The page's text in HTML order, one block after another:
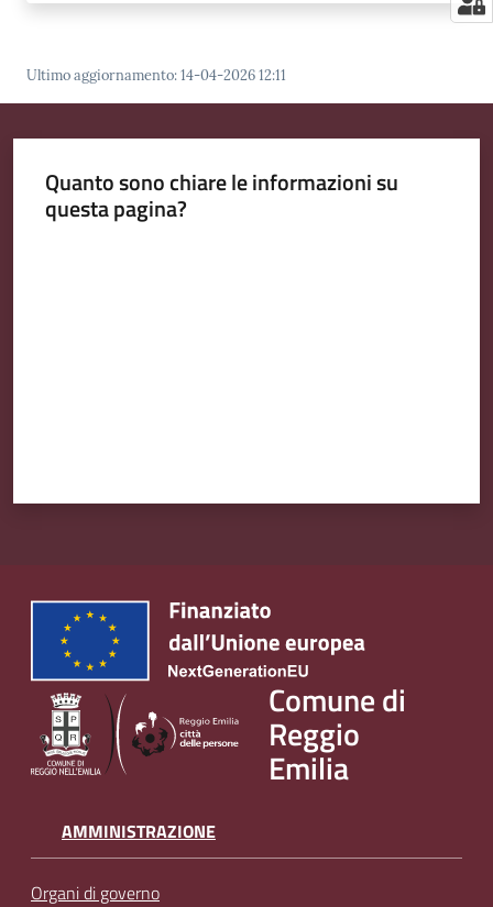
Ultimo aggiornamento:14-04-2026 12:11
Quanto sono chiare le informazioni su
questa pagina?
Comune di
Reggio
Emilia
AMMINISTRAZIONE
Organi di governo